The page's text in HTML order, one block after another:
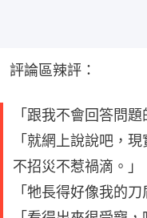
評論區辣評：
「跟我不會回答問
「就網上說說吧，
不招災不惹禍滴。」
「牠長得好像我的刀